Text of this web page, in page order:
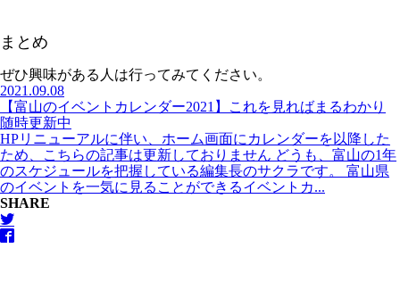
まとめ
ぜひ興味がある人は行ってみてください。
2021.09.08
【富山のイベントカレンダー2021】これを見ればまるわかり
随時更新中
HPリニューアルに伴い、ホーム画面にカレンダーを以降した
ため、こちらの記事は更新しておりません どうも、富山の1年
のスケジュールを把握している編集長のサクラです。 富山県
のイベントを一気に見ることができるイベントカ...
SHARE